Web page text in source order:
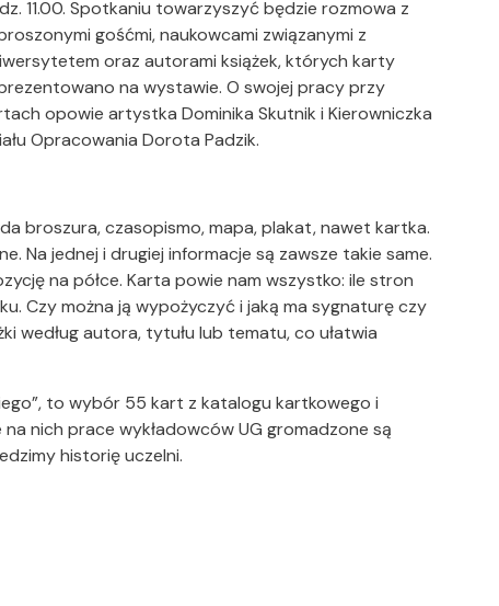
11.00. Spotkaniu towarzyszyć będzie rozmowa z
gośćmi, naukowcami związanymi z
oraz autorami książek, których karty
na wystawie. O swojej pracy przy
opowie artystka Dominika Skutnik i Kierowniczka
Opracowania Dorota Padzik.
broszura, czasopismo, mapa, plakat, nawet kartka.
Na jednej i drugiej informacje są zawsze takie same.
na półce. Karta powie nam wszystko: ile stron
Czy można ją wypożyczyć i jaką ma sygnaturę czy
według autora, tytułu lub tematu, co ułatwia
to wybór 55 kart z katalogu kartkowego i
nich prace wykładowców UG gromadzone są
historię uczelni.